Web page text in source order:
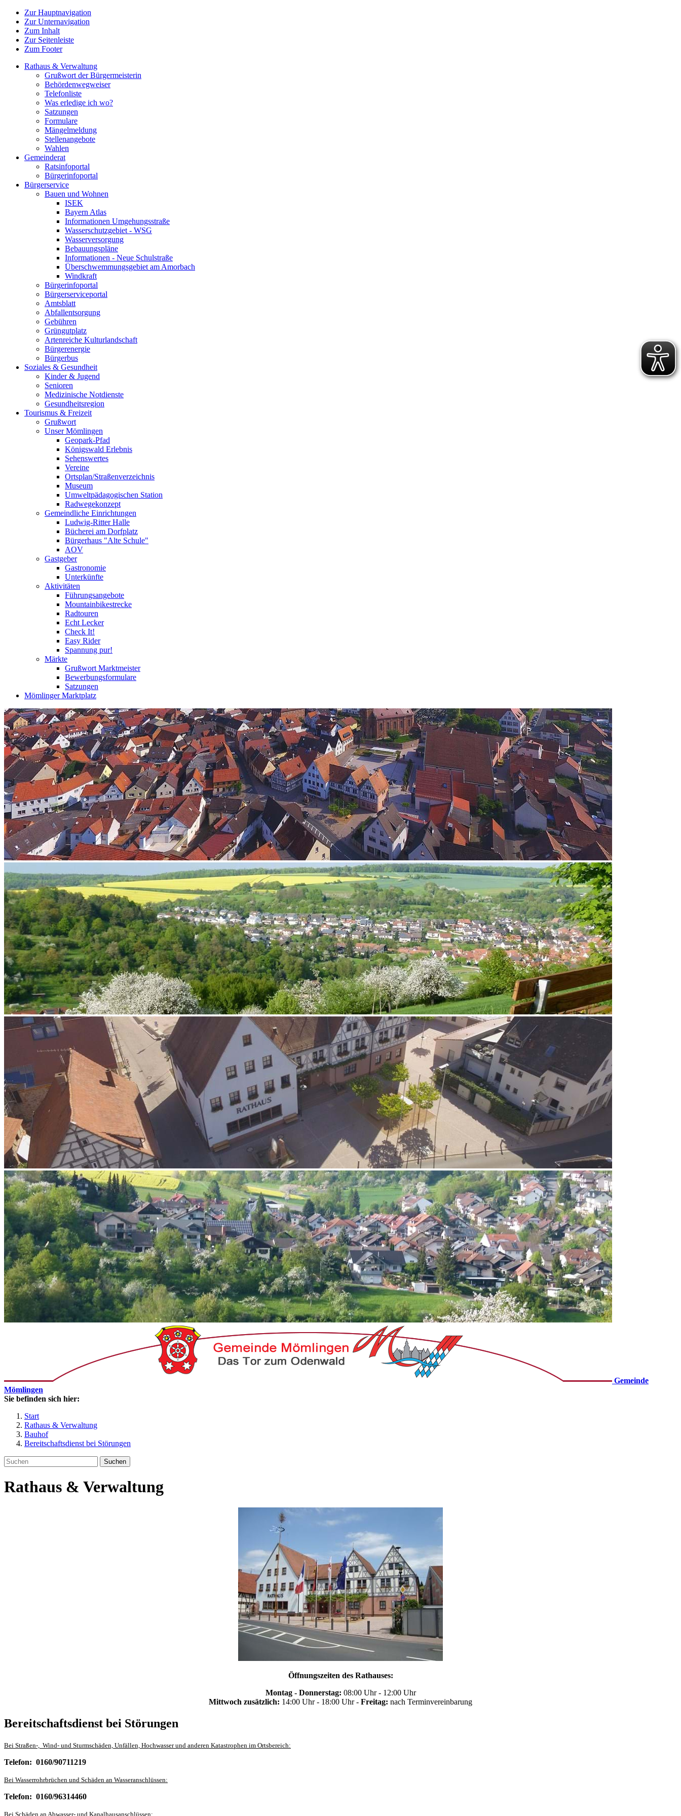
Zur Hauptnavigation
Zur Unternavigation
Zum Inhalt
Zur Seitenleiste
Zum Footer
Rathaus & Verwaltung
Grußwort der Bürgermeisterin
Behördenwegweiser
Telefonliste
Was erledige ich wo?
Satzungen
Formulare
Mängelmeldung
Stellenangebote
Wahlen
Gemeinderat
Ratsinfoportal
Bürgerinfoportal
Bürgerservice
Bauen und Wohnen
ISEK
Bayern Atlas
Informationen Umgehungsstraße
Wasserschutzgebiet - WSG
Wasserversorgung
Bebauungspläne
Informationen - Neue Schulstraße
Überschwemmungsgebiet am Amorbach
Windkraft
Bürgerinfoportal
Bürgerserviceportal
Amtsblatt
Abfallentsorgung
Gebühren
Grüngutplatz
Artenreiche Kulturlandschaft
Bürgerenergie
Bürgerbus
Soziales & Gesundheit
Kinder & Jugend
Senioren
Medizinische Notdienste
Gesundheitsregion
Tourismus & Freizeit
Grußwort
Unser Mömlingen
Geopark-Pfad
Königswald Erlebnis
Sehenswertes
Vereine
Ortsplan/Straßenverzeichnis
Museum
Umweltpädagogischen Station
Radwegekonzept
Gemeindliche Einrichtungen
Ludwig-Ritter Halle
Bücherei am Dorfplatz
Bürgerhaus "Alte Schule"
AOV
Gastgeber
Gastronomie
Unterkünfte
Aktivitäten
Führungsangebote
Mountainbikestrecke
Radtouren
Echt Lecker
Check It!
Easy Rider
Spannung pur!
Märkte
Grußwort Marktmeister
Bewerbungsformulare
Satzungen
Mömlinger Marktplatz
Gemeinde
Mömlingen
Sie befinden sich hier:
Start
Rathaus & Verwaltung
Bauhof
Bereitschaftsdienst bei Störungen
Suchen
Rathaus & Verwaltung
Öffnungszeiten des Rathauses:
Montag - Donnerstag: 08:00 Uhr - 12:00 Uhr
Mittwoch zusätzlich: 14:00 Uhr - 18:00 Uhr - Freitag: nach Terminvereinbarung
Bereitschaftsdienst bei Störungen
Bei Straßen-, Wind- und Sturmschäden, Unfällen, Hochwasser und anderen Katastrophen im Ortsbereich:
Telefon: 0160/90711219
Bei Wasserrohrbrüchen und Schäden an Wasseranschlüssen:
Telefon: 0160/96314460
Bei Schäden an Abwasser- und Kanalhausanschlüssen: